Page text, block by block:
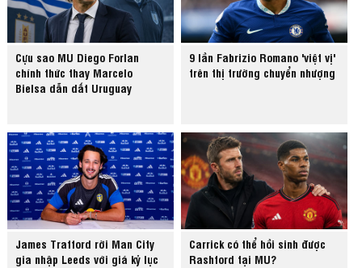
Cựu sao MU Diego Forlan
chính thức thay Marcelo
Bielsa dẫn dắt Uruguay
9 lần Fabrizio Romano 'việt vị'
trên thị trường chuyển nhượng
James Trafford rời Man City
gia nhập Leeds với giá kỷ lục
Carrick có thể hồi sinh được
Rashford tại MU?